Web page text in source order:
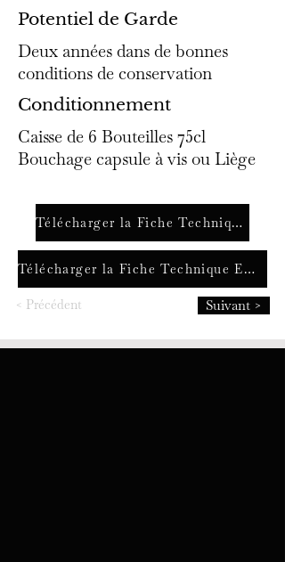
Potentiel de Garde
Deux années dans de bonnes
conditions de conservation
Conditionnement
Caisse de 6 Bouteilles 75cl
Bouchage capsule à vis ou Liège
Télécharger la Fiche Technique FR
Télécharger la Fiche Technique ENG
< Précédent Suivant >